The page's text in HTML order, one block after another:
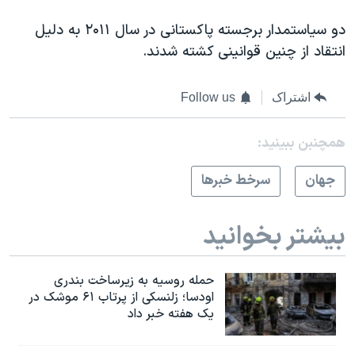
دو سیاستمدار برجسته پاکستانی در سال ۲۰۱۱ به دلیل
انتقاد از چنین قوانینی کشته شدند.
اشتراک Follow us
همچنبن ببینید:
جهان
سرخط خبرها
بیشتر بخوانید
حمله روسیه به زیرساخت بندری
اودسا؛ زلنسکی از پرتاب ۶۱ موشک در
یک هفته خبر داد